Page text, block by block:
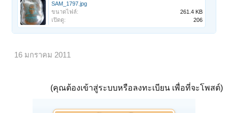
SAM_1797.jpg
ขนาดไฟล์:
261.4 KB
เปิดดู:
206
16 มกราคม 2011
(คุณต้องเข้าสู่ระบบหรือลงทะเบียน เพื่อที่จะโพสต์)